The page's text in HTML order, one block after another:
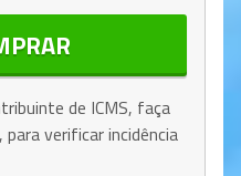
de ICMS, faça
verificar incidência